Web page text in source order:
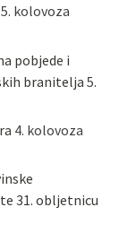
5. kolovoza
pobjede i
branitelja 5.
4. kolovoza
31. obljetnicu